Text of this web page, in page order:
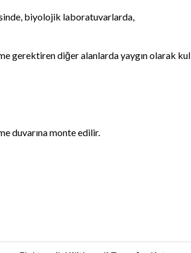
biyolojik laboratuvarlarda,
gerektiren diğer alanlarda yaygın olarak
duvarına monte edilir.